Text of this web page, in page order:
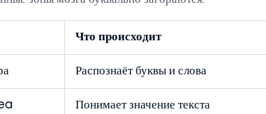
Что происходит
Распознаёт буквы и слова
Понимает значение текста